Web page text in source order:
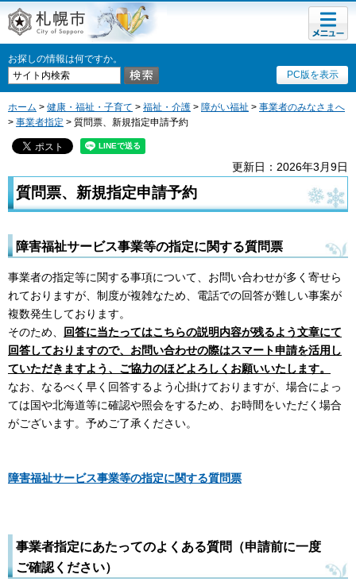
札幌市
お探しの情報は何ですか。
PC版を表示
メニュ
ー
ホーム > 健康・福祉・子育て > 福祉・介護 > 障がい福祉 > 事業者のみなさまへ
> 事業者指定 > 質問票、新規指定申請予約
更新日：2026年3月9日
質問票、新規指定申請予約
障害福祉サービス事業等の指定に関する質問票
事業者の指定等に関する事項について、お問い合わせが多く寄せら
れておりますが、制度が複雑なため、電話での回答が難しい事案が
複数発生しております。
そのため、
回答に当たってはこちらの説明内容が残るよう文章にて
回答しておりますので、お問い合わせの際はスマート申請を活用し
ていただきますよう、ご協力のほどよろしくお願いいたします。
なお、なるべく早く回答するよう心掛けておりますが、場合によっ
ては国や北海道等に確認や照会をするため、お時間をいただく場合
がございます。予めご了承ください。
障害福祉サービス事業等の指定に関する質問票
事業者指定にあたってのよくある質問（申請前に一度
ご確認ください）